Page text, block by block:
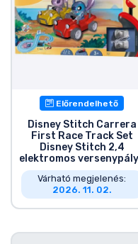
Előrendelhető
Disney Stitch Carrera
First Race Track Set
Disney Stitch 2,4
elektromos
Várható megjelenés:
2026. 11. 02.